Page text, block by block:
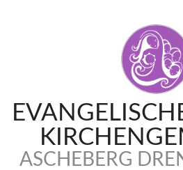
ASCHEBERG